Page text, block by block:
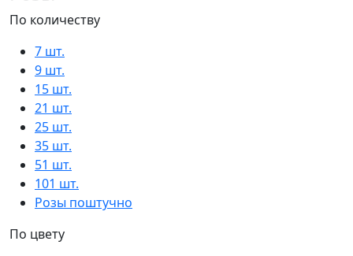
По количеству
7 шт.
9 шт.
15 шт.
21 шт.
25 шт.
35 шт.
51 шт.
101 шт.
Розы поштучно
По цвету